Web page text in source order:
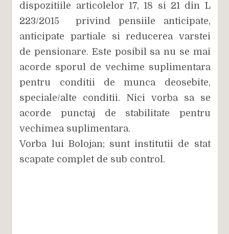
dispozitiile articolelor 17, 18 si 21 din L
223/2015 privind pensiile anticipate,
anticipate partiale si reducerea varstei
de pensionare. Este posibil sa nu se mai
acorde sporul de vechime suplimentara
pentru conditii de munca deosebite,
speciale/alte conditii. Nici vorba sa se
acorde punctaj de stabilitate pentru
vechimea suplimentara.
Vorba lui Bolojan; sunt institutii de stat
scapate complet de sub control.